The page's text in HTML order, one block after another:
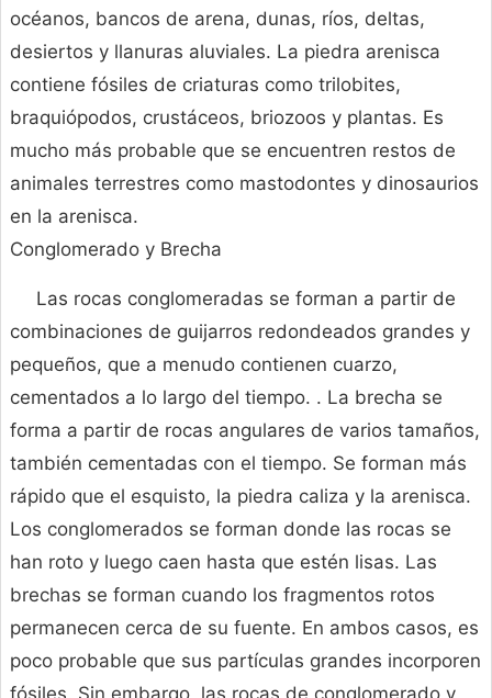
océanos, bancos de arena, dunas, ríos, deltas,
desiertos y llanuras aluviales. La piedra arenisca
contiene fósiles de criaturas como trilobites,
braquiópodos, crustáceos, briozoos y plantas. Es
mucho más probable que se encuentren restos de
animales terrestres como mastodontes y dinosaurios
en la arenisca.
Conglomerado y Brecha
Las rocas conglomeradas se forman a partir de
combinaciones de guijarros redondeados grandes y
pequeños, que a menudo contienen cuarzo,
cementados a lo largo del tiempo. . La brecha se
forma a partir de rocas angulares de varios tamaños,
también cementadas con el tiempo. Se forman más
rápido que el esquisto, la piedra caliza y la arenisca.
Los conglomerados se forman donde las rocas se
han roto y luego caen hasta que estén lisas. Las
brechas se forman cuando los fragmentos rotos
permanecen cerca de su fuente. En ambos casos, es
poco probable que sus partículas grandes incorporen